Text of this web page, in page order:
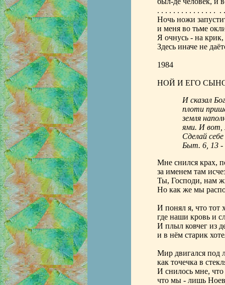
. . . . . . . . . . . . . . . .
Ночь ножи
и меня во тьме
Я очнусь - на крик,
Здесь иначе не
1984
НОЙ И ЕГО
И сказал
плоти
земля
ями. И вот,
Сделай
Быт. 6, 13 -
Мне снился крах,
за именем там
Ты, Господи, нам
Но как же мы
И понял я, что тот
где наши кровь и
И плыл ковчег из
и в нём старик
Мир двигался под
как точечка в
И снилось мне,
что мы - лишь